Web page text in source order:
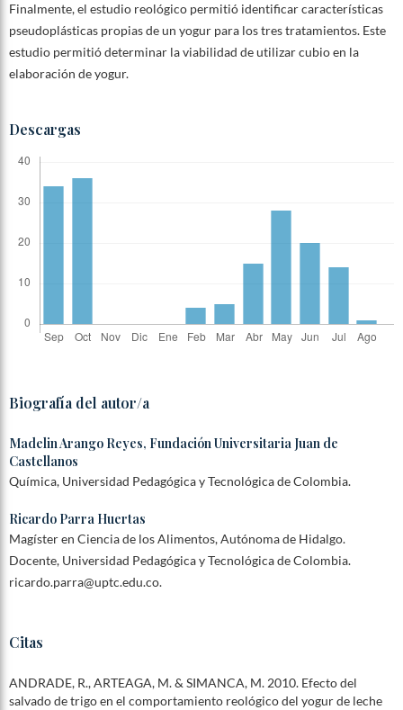
Finalmente, el estudio reológico permitió identificar características
pseudoplásticas propias de un yogur para los tres tratamientos. Este
estudio permitió determinar la viabilidad de utilizar cubio en la
elaboración de yogur.
Descargas
Biografía del autor/a
Madelin Arango Reyes, Fundación Universitaria Juan de
Castellanos
Química, Universidad Pedagógica y Tecnológica de Colombia.
Ricardo Parra Huertas
Magíster en Ciencia de los Alimentos, Autónoma de Hidalgo.
Docente, Universidad Pedagógica y Tecnológica de Colombia.
ricardo.parra@uptc.edu.co.
Citas
ANDRADE, R., ARTEAGA, M. & SIMANCA, M. 2010. Efecto del
salvado de trigo en el comportamiento reológico del yogur de leche